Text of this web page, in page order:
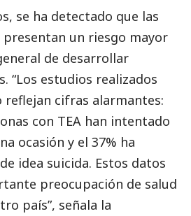
se ha detectado que las
presentan un riesgo mayor
de desarrollar
“Los estudios realizados
reflejan cifras alarmantes:
con TEA han intentado
ocasión y el 37% ha
idea suicida. Estos datos
preocupación de salud
país”, señala la